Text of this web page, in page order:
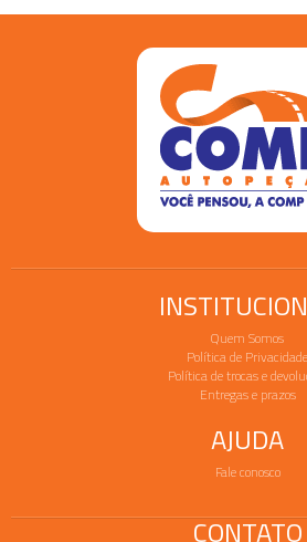
Quem Somos
Política de Privacidade
Política de trocas e
Entregas e prazos
AJUDA
Fale conosco
CONTATO